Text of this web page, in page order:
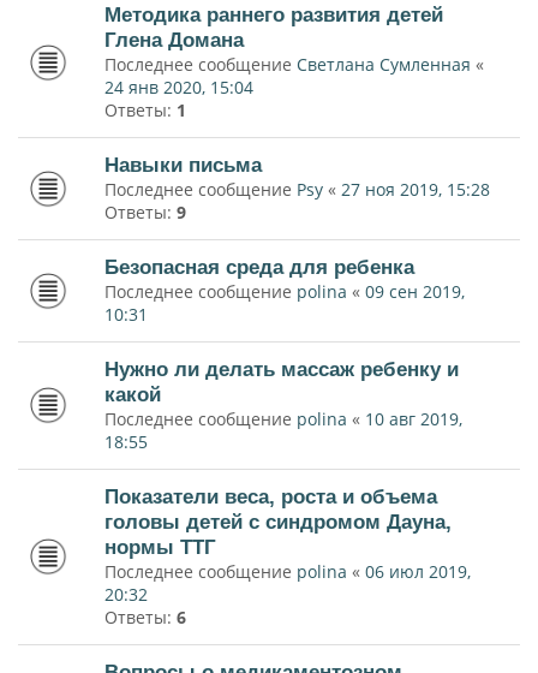
Методика раннего развития детей
Глена Домана
Последнее сообщение Светлана Сумленная «
24 янв 2020, 15:04
Ответы: 1
Навыки письма
Последнее сообщение Psy « 27 ноя 2019, 15:28
Ответы: 9
Безопасная среда для ребенка
Последнее сообщение polina « 09 сен 2019,
10:31
Нужно ли делать массаж ребенку и
какой
Последнее сообщение polina « 10 авг 2019,
18:55
Показатели веса, роста и объема
головы детей с синдромом Дауна,
нормы ТТГ
Последнее сообщение polina « 06 июл 2019,
20:32
Ответы: 6